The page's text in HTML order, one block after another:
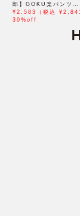
郎】GOKU楽パンツ
EASY STRETCH 冷
5Pショート「小泉孝太
¥2,583（税込 ¥2,841
30%off